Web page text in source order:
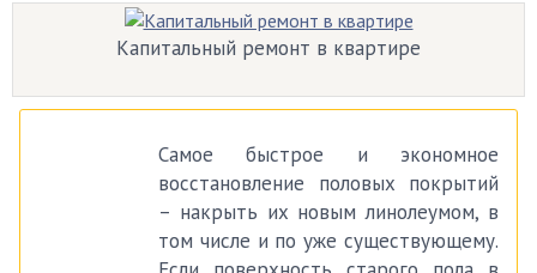
Капитальный ремонт в квартире
Самое быстрое и экономное
восстановление половых покрытий
– накрыть их новым линолеумом, в
том числе и по уже существующему.